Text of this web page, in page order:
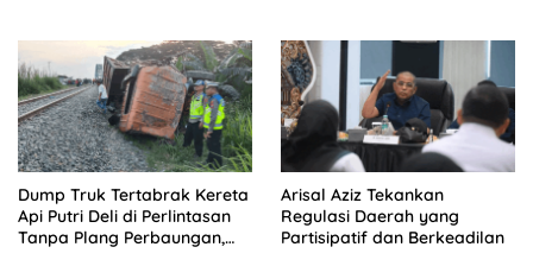
Dump Truk Tertabrak Kereta
Api Putri Deli di Perlintasan
Tanpa Plang Perbaungan,
Arisal Aziz Tekankan
Regulasi Daerah yang
Partisipatif dan Berkeadilan